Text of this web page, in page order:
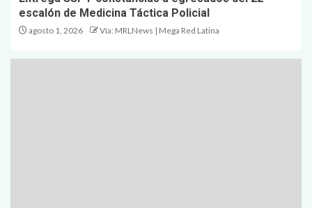
escalón de Medicina Táctica Policial
agosto 1, 2026 Vía: MRLNews | Mega Red Latina